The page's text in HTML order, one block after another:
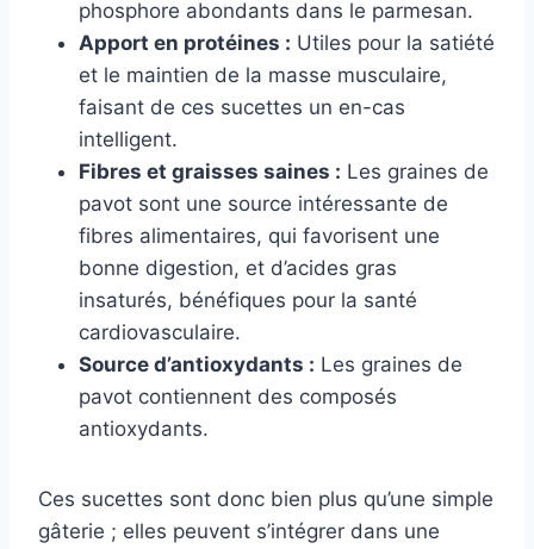
phosphore abondants dans le parmesan.
Apport en protéines : Utiles pour la satiété
et le maintien de la masse musculaire,
faisant de ces sucettes un en-cas
intelligent.
Fibres et graisses saines : Les graines de
pavot sont une source intéressante de
fibres alimentaires, qui favorisent une
bonne digestion, et d’acides gras
insaturés, bénéfiques pour la santé
cardiovasculaire.
Source d’antioxydants : Les graines de
pavot contiennent des composés
antioxydants.
Ces sucettes sont donc bien plus qu’une simple
gâterie ; elles peuvent s’intégrer dans une